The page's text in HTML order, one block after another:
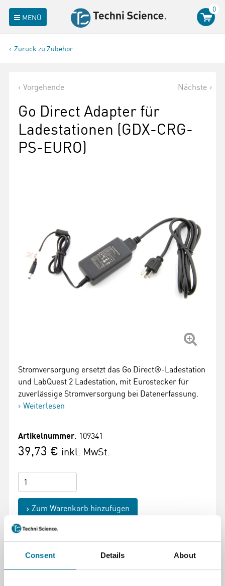
Consent Details About
MENÜ
0
Zurück zu Zubehör
Vorgehende Nächste
Go Direct Adapter für
Ladestationen (GDX-CRG-
PS-EURO)
Stromversorgung ersetzt das Go Direct®-Ladestation
und LabQuest 2 Ladestation, mit Eurostecker für
zuverlässige Stromversorgung bei Datenerfassung.
Weiterlesen
Artikelnummer: 109341
39,73 € inkl. MwSt.
Zum Warenkorb hinzufügen